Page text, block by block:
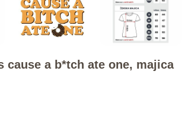
cause a b*tch ate one, majica